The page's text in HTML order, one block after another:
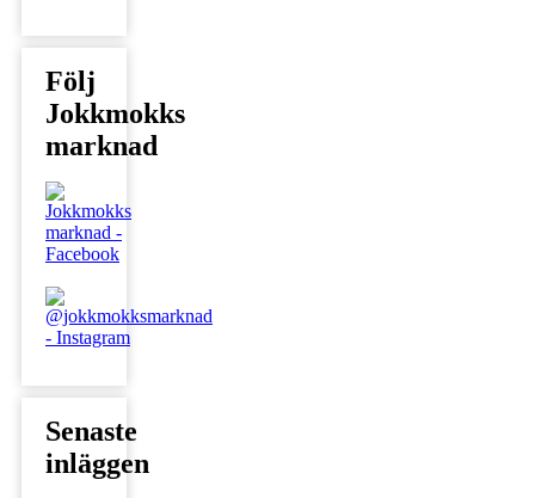
Följ
Jokkmokks
marknad
Senaste
inläggen